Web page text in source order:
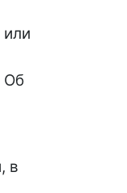
или
Об
в